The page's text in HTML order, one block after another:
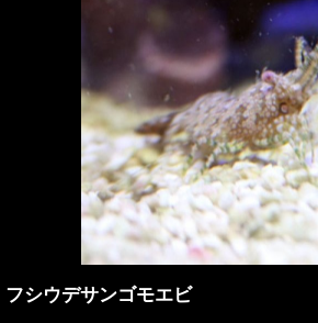
フシウデサンゴモエビ